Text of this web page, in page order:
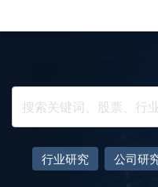
行业研究 公司研